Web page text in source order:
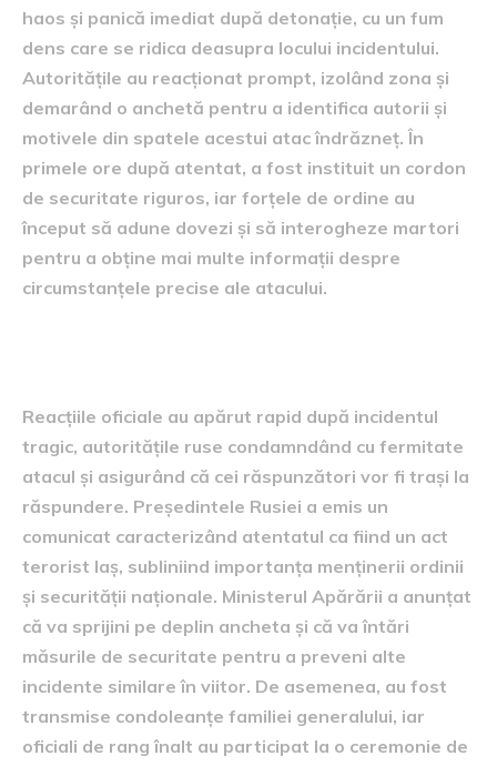
haos și panică imediat după detonație, cu un fum
dens care se ridica deasupra locului incidentului.
Autoritățile au reacționat prompt, izolând zona și
demarând o anchetă pentru a identifica autorii și
motivele din spatele acestui atac îndrăzneț. În
primele ore după atentat, a fost instituit un cordon
de securitate riguros, iar forțele de ordine au
început să adune dovezi și să interogheze martori
pentru a obține mai multe informații despre
circumstanțele precise ale atacului.
Reacțiile oficiale au apărut rapid după incidentul
tragic, autoritățile ruse condamndând cu fermitate
atacul și asigurând că cei răspunzători vor fi trași la
răspundere. Președintele Rusiei a emis un
comunicat caracterizând atentatul ca fiind un act
terorist laș, subliniind importanța menținerii ordinii
și securității naționale. Ministerul Apărării a anunțat
că va sprijini pe deplin ancheta și că va întări
măsurile de securitate pentru a preveni alte
incidente similare în viitor. De asemenea, au fost
transmise condoleanțe familiei generalului, iar
oficiali de rang înalt au participat la o ceremonie de